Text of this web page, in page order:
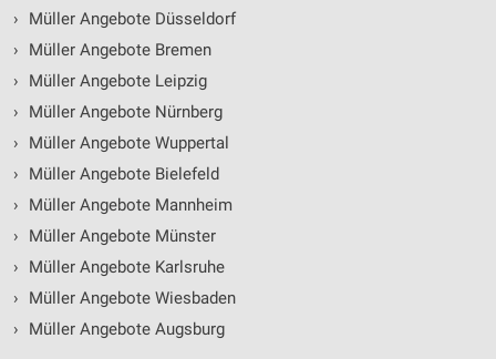
›
Müller Angebote Düsseldorf
›
Müller Angebote Bremen
›
Müller Angebote Leipzig
›
Müller Angebote Nürnberg
›
Müller Angebote Wuppertal
›
Müller Angebote Bielefeld
›
Müller Angebote Mannheim
›
Müller Angebote Münster
›
Müller Angebote Karlsruhe
›
Müller Angebote Wiesbaden
›
Müller Angebote Augsburg